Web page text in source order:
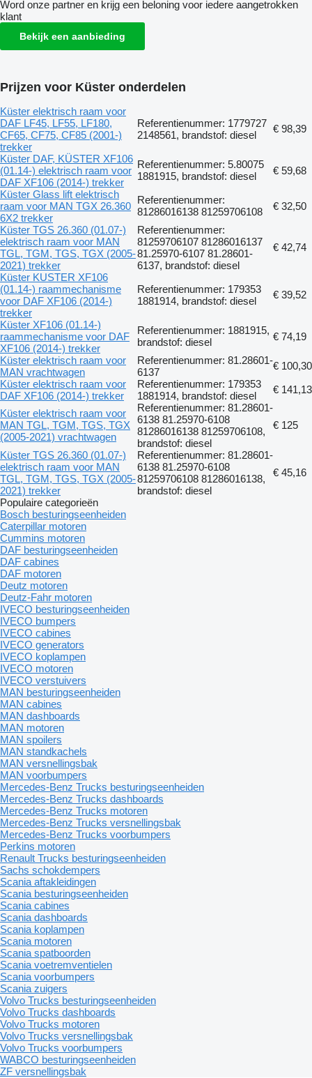
Word onze partner en krijg een beloning voor iedere aangetrokken
klant
Bekijk een aanbieding
Prijzen voor Küster onderdelen
Küster elektrisch raam voor
DAF LF45, LF55, LF180,
CF65, CF75, CF85 (2001-)
trekker
Referentienummer: 1779727
2148561, brandstof: diesel
€ 98,39
Küster DAF, KÜSTER XF106
(01.14-) elektrisch raam voor
DAF XF106 (2014-) trekker
Referentienummer: 5.80075
1881915, brandstof: diesel
€ 59,68
Küster Glass lift elektrisch
raam voor MAN TGX 26.360
6X2 trekker
Referentienummer:
81286016138 81259706108
€ 32,50
Küster TGS 26.360 (01.07-)
elektrisch raam voor MAN
TGL, TGM, TGS, TGX (2005-
2021) trekker
Referentienummer:
81259706107 81286016137
81.25970-6107 81.28601-
6137, brandstof: diesel
€ 42,74
Küster KUSTER XF106
(01.14-) raammechanisme
voor DAF XF106 (2014-)
trekker
Referentienummer: 179353
1881914, brandstof: diesel
€ 39,52
Küster XF106 (01.14-)
raammechanisme voor DAF
XF106 (2014-) trekker
Referentienummer: 1881915,
brandstof: diesel
€ 74,19
Küster elektrisch raam voor
MAN vrachtwagen
Referentienummer: 81.28601-
6137
€ 100,30
Küster elektrisch raam voor
DAF XF106 (2014-) trekker
Referentienummer: 179353
1881914, brandstof: diesel
€ 141,13
Küster elektrisch raam voor
MAN TGL, TGM, TGS, TGX
(2005-2021) vrachtwagen
Referentienummer: 81.28601-
6138 81.25970-6108
81286016138 81259706108,
brandstof: diesel
€ 125
Küster TGS 26.360 (01.07-)
elektrisch raam voor MAN
TGL, TGM, TGS, TGX (2005-
2021) trekker
Referentienummer: 81.28601-
6138 81.25970-6108
81259706108 81286016138,
brandstof: diesel
€ 45,16
Populaire categorieën
Bosch besturingseenheiden
Caterpillar motoren
Cummins motoren
DAF besturingseenheiden
DAF cabines
DAF motoren
Deutz motoren
Deutz-Fahr motoren
IVECO besturingseenheiden
IVECO bumpers
IVECO cabines
IVECO generators
IVECO koplampen
IVECO motoren
IVECO verstuivers
MAN besturingseenheiden
MAN cabines
MAN dashboards
MAN motoren
MAN spoilers
MAN standkachels
MAN versnellingsbak
MAN voorbumpers
Mercedes-Benz Trucks besturingseenheiden
Mercedes-Benz Trucks dashboards
Mercedes-Benz Trucks motoren
Mercedes-Benz Trucks versnellingsbak
Mercedes-Benz Trucks voorbumpers
Perkins motoren
Renault Trucks besturingseenheiden
Sachs schokdempers
Scania aftakleidingen
Scania besturingseenheiden
Scania cabines
Scania dashboards
Scania koplampen
Scania motoren
Scania spatboorden
Scania voetremventielen
Scania voorbumpers
Scania zuigers
Volvo Trucks besturingseenheiden
Volvo Trucks dashboards
Volvo Trucks motoren
Volvo Trucks versnellingsbak
Volvo Trucks voorbumpers
WABCO besturingseenheiden
ZF versnellingsbak